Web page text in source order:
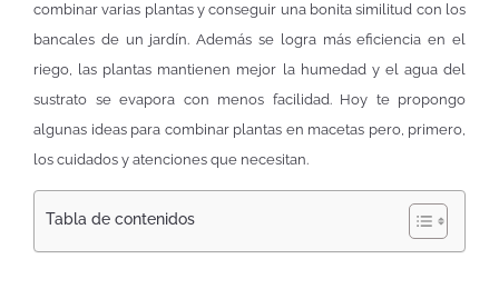
combinar varias plantas y conseguir una bonita similitud con los
bancales de un jardín. Además se logra más eficiencia en el
riego, las plantas mantienen mejor la humedad y el agua del
sustrato se evapora con menos facilidad. Hoy te propongo
algunas ideas para combinar plantas en macetas pero, primero,
los cuidados y atenciones que necesitan.
Tabla de contenidos